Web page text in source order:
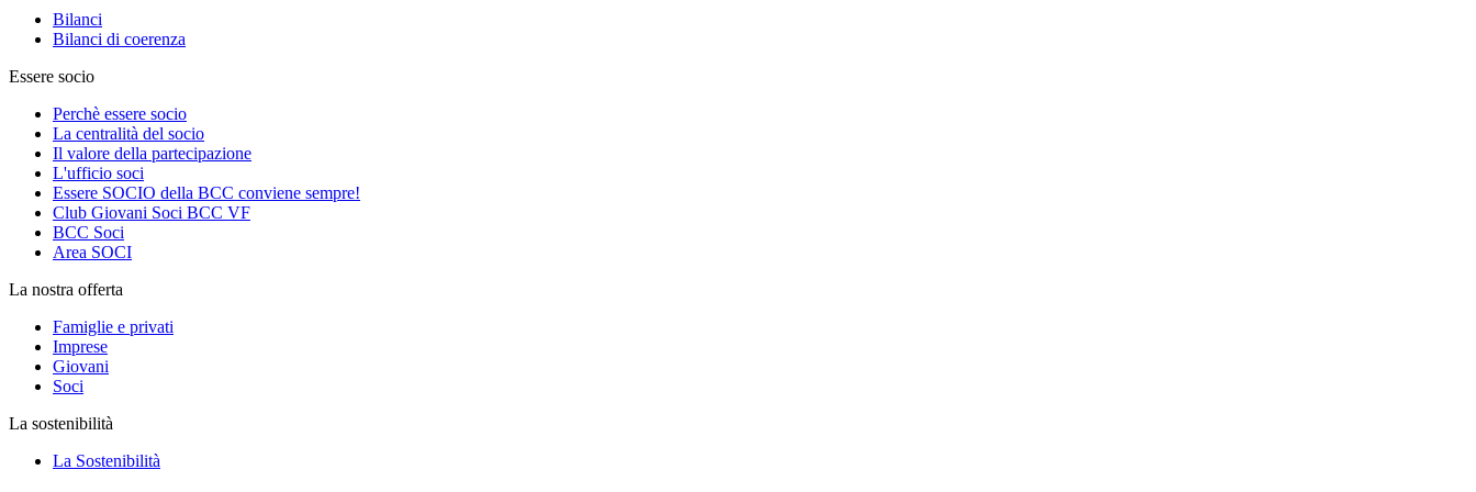
Bilanci
Bilanci di coerenza
Essere socio
Perchè essere socio
La centralità del socio
Il valore della partecipazione
L'ufficio soci
Essere SOCIO della BCC conviene sempre!
Club Giovani Soci BCC VF
BCC Soci
Area SOCI
La nostra offerta
Famiglie e privati
Imprese
Giovani
Soci
La sostenibilità
La Sostenibilità